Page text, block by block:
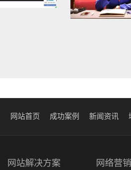
网站首页 成功案例 新闻资讯
网站解决方案 网络营销